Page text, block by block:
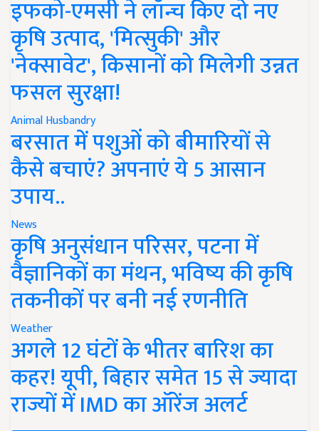
इफको-एमसी ने लॉन्च किए दो नए
कृषि उत्पाद, 'मित्सुकी' और
'नेक्सावेट', किसानों को मिलेगी उन्नत
फसल सुरक्षा!
Animal Husbandry
बरसात में पशुओं को बीमारियों से
कैसे बचाएं? अपनाएं ये 5 आसान
उपाय..
News
कृषि अनुसंधान परिसर, पटना में
वैज्ञानिकों का मंथन, भविष्य की कृषि
तकनीकों पर बनी नई रणनीति
Weather
अगले 12 घंटों के भीतर बारिश का
कहर! यूपी, बिहार समेत 15 से ज्यादा
राज्यों में IMD का ऑरेंज अलर्ट